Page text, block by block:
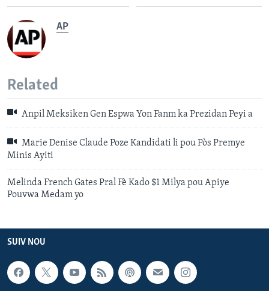
AP
Related
Anpil Meksiken Gen Espwa Yon Fanm ka Prezidan Peyi a
Marie Denise Claude Poze Kandidati li pou Pòs Premye
Minis Ayiti
Melinda French Gates Pral Fè Kado $1 Milya pou Apiye
Pouvwa Medam yo
SUIV NOU